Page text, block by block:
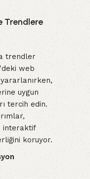
Trendlere
trendler
web
uygun
tercih edin.
interaktif
koruyor.